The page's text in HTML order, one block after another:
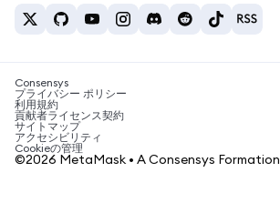
お問い合わせ
ETH→USDT
USDTの購入
SHIBの購入
BNBの購入
税制関連ニュース
暗号資産の購入方法は？
ビットコインを売るには？
Consensys
プライバシー ポリシー
利用規約
貢献者ライセンス契約
サイトマップ
アクセシビリティ
Cookieの管理
©2026 MetaMask • A Consensys Formation